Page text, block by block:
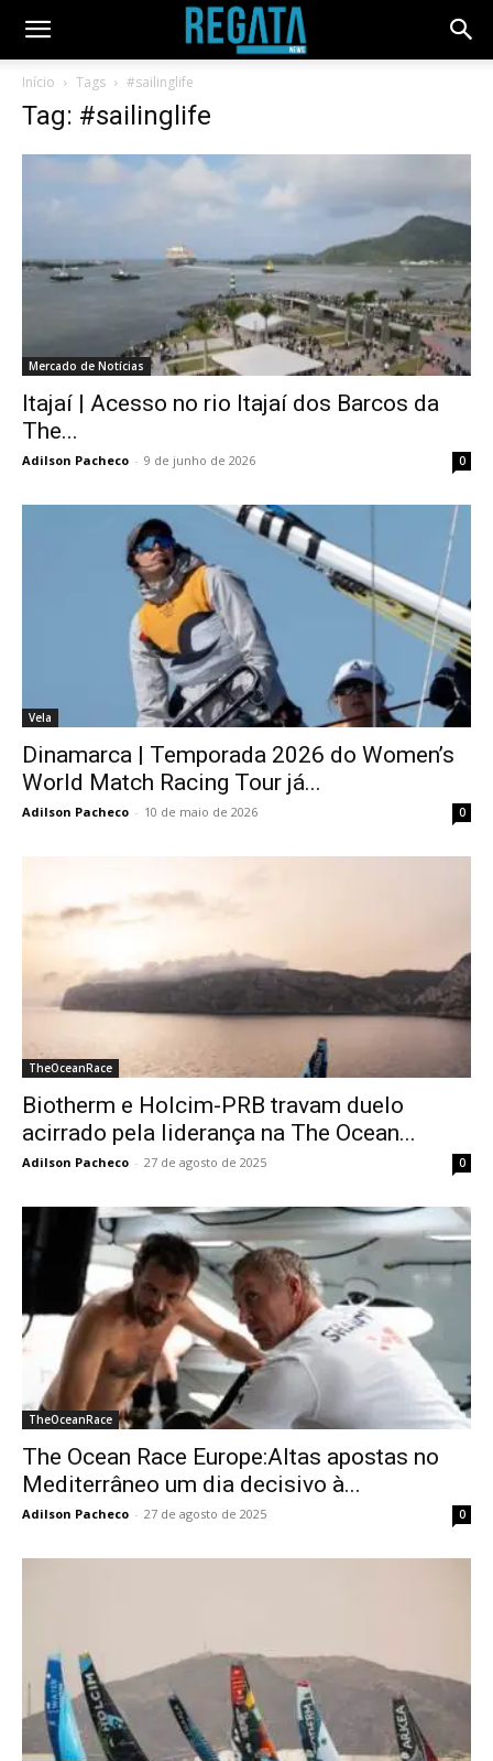
Início Tags #sailinglife
Tag: #sailinglife
Mercado de Notícias
Itajaí | Acesso no rio Itajaí dos Barcos da
The...
Adilson Pacheco - 9 de junho de 2026 0
Vela
Dinamarca | Temporada 2026 do Women’s
World Match Racing Tour já...
Adilson Pacheco - 10 de maio de 2026 0
TheOceanRace
Biotherm e Holcim-PRB travam duelo
acirrado pela liderança na The Ocean...
Adilson Pacheco - 27 de agosto de 2025 0
TheOceanRace
The Ocean Race Europe:Altas apostas no
Mediterrâneo um dia decisivo à...
Adilson Pacheco - 27 de agosto de 2025 0